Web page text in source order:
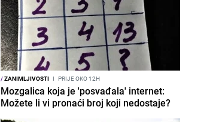
/ZANIMLJIVOSTI I PRIJE OKO 12H
Mozgalica koja je 'posvađala' internet:
Možete li vi pronaći broj koji nedostaje?